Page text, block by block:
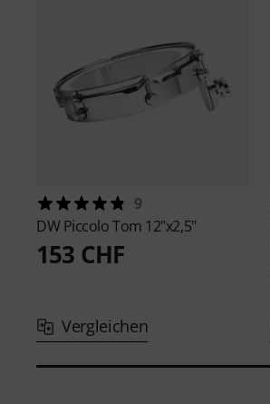
9
DWPiccolo Tom 12"x2,5"
153 CHF
Vergleichen